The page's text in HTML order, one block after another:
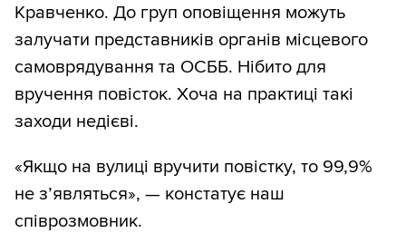
Кравченко. До груп оповіщення можуть
залучати представників органів місцевого
самоврядування та ОСББ. Нібито для
вручення повісток. Хоча на практиці такі
заходи недієві.
«Якщо на вулиці вручити повістку, то 99,9%
не з’являться», — констатує наш
співрозмовник.